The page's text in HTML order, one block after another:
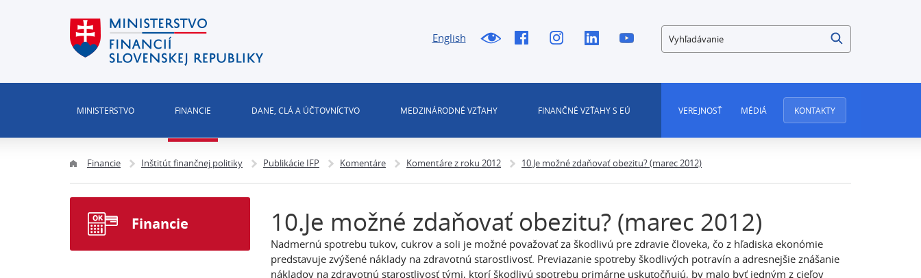
English Vyhľadávanie
MINISTERSTVO FINANCIE DANE, CLÁ A ÚČTOVNÍCTVO MEDZINÁRODNÉ VZŤAHY FINANČNÉ VZŤAHY S EÚ VEREJNOSŤ MÉDIÁ KONTAKTY
Financie Inštitút finančnej politiky Publikácie IFP Komentáre Komentáre z roku 2012 10.Je možné zdaňovať obezitu? (marec 2012)
10.Je možné zdaňovať obezitu? (marec 2012)
Nadmernú spotrebu tukov, cukrov a soli je možné považovať za škodlivú pre zdravie človeka, čo z hľadiska ekonómie
predstavuje zvýšené náklady na zdravotnú starostlivosť. Previazanie spotreby škodlivých potravín a adresnejšie znášanie
nákladov na zdravotnú starostlivosť tými, ktorí škodlivú spotrebu primárne uskutočňujú, by malo byť jedným z cieľov
Financie